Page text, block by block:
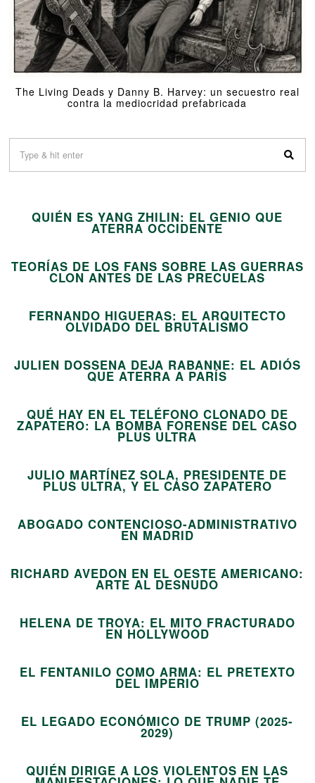
The Living Deads y Danny B. Harvey: un secuestro real
contra la mediocridad prefabricada
QUIÉN ES YANG ZHILIN: EL GENIO QUE
ATERRA OCCIDENTE
TEORÍAS DE LOS FANS SOBRE LAS GUERRAS
CLON ANTES DE LAS PRECUELAS
FERNANDO HIGUERAS: EL ARQUITECTO
OLVIDADO DEL BRUTALISMO
JULIEN DOSSENA DEJA RABANNE: EL ADIÓS
QUE ATERRA A PARÍS
QUÉ HAY EN EL TELÉFONO CLONADO DE
ZAPATERO: LA BOMBA FORENSE DEL CASO
PLUS ULTRA
JULIO MARTÍNEZ SOLA, PRESIDENTE DE
PLUS ULTRA, Y EL CASO ZAPATERO07
ABOGADO CONTENCIOSO-ADMINISTRATIVO
EN MADRID
RICHARD AVEDON EN EL OESTE AMERICANO:
ARTE AL DESNUDO
HELENA DE TROYA: EL MITO FRACTURADO
EN HOLLYWOOD
EL FENTANILO COMO ARMA: EL PRETEXTO
DEL IMPERIO
EL LEGADO ECONÓMICO DE TRUMP (2025-
2029)
QUIÉN DIRIGE A LOS VIOLENTOS EN LAS